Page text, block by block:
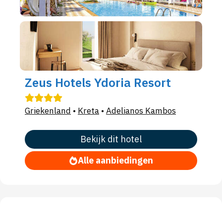
Zeus Hotels Ydoria Resort
Griekenland • Kreta • Adelianos Kambos
Bekijk dit hotel
Alle aanbiedingen